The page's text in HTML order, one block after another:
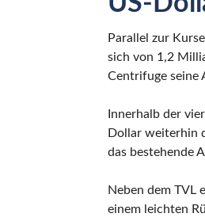
Parallel zur
sich von 1,2
Centrifuge seine
Innerhalb der
Dollar weiterhin
das bestehende
Neben dem TVL
einem leichten